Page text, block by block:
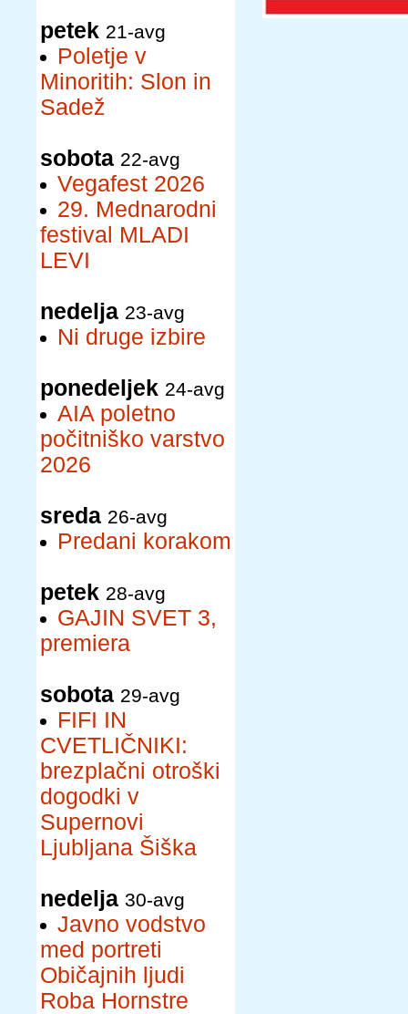
petek 21-avg
Poletje v
Minoritih: Slon in
Sadež
sobota 22-avg
Vegafest 2026
29. Mednarodni
festival MLADI
LEVI
nedelja 23-avg
Ni druge izbire
ponedeljek 24-avg
AIA poletno
počitniško varstvo
2026
sreda 26-avg
Predani korakom
petek 28-avg
GAJIN SVET 3,
premiera
sobota 29-avg
FIFI IN
CVETLIČNIKI:
brezplačni otroški
dogodki v
Supernovi
Ljubljana Šiška
nedelja 30-avg
Javno vodstvo
med portreti
Običajnih ljudi
Roba Hornstre